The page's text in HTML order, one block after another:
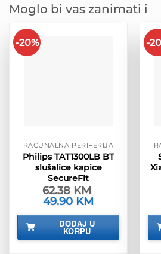
Moglo bi vas zanimati i
-20%
RAČUNALNA PERIFERIJA
Philips TAT1300LB BT
slušalice kapice
SecureFit
62.38KM
Izvorna
cijena
bila
62.38 KM.
49.90 KM
je:
49.90 KM.
DODAJ U
KORPU
-